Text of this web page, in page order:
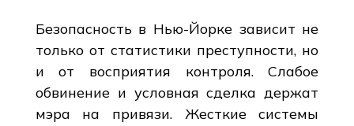
Безопасность в Нью-Йорке зависит не
только от статистики преступности, но
и от восприятия контроля. Слабое
обвинение и условная сделка держат
мэра на привязи. Жесткие системы